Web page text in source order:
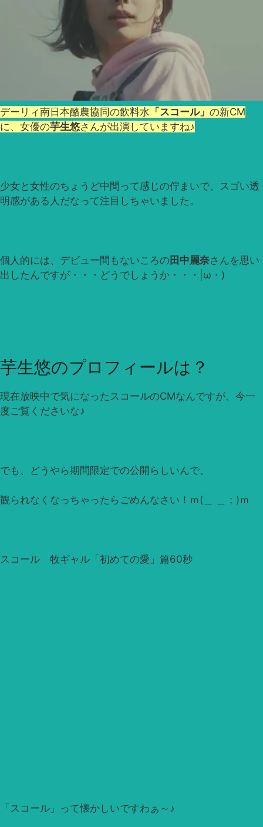
デーリィ南日本酪農協同の飲料水 「スコール」 の新CM
に、女優の芋生悠さんが出演していますね♪
少女と女性のちょうど中間って感じの佇まいで、スゴい透
明感がある人だなって注目しちゃいました。
個人的には、デビュー間もないころの田中麗奈さんを思い
出したんですが・・・どうでしょうか・・・|ω・)
芋生悠のプロフィールは？
現在放映中で気になったスコールのCMなんですが、今一
度ご覧くださいな♪
でも、どうやら期間限定での公開らしいんで、
観られなくなっちゃったらごめんなさい！ｍ(＿ ＿；)ｍ
スコール 牧ギャル「初めての愛」篇60秒
「スコール」って懐かしいですわぁ～♪